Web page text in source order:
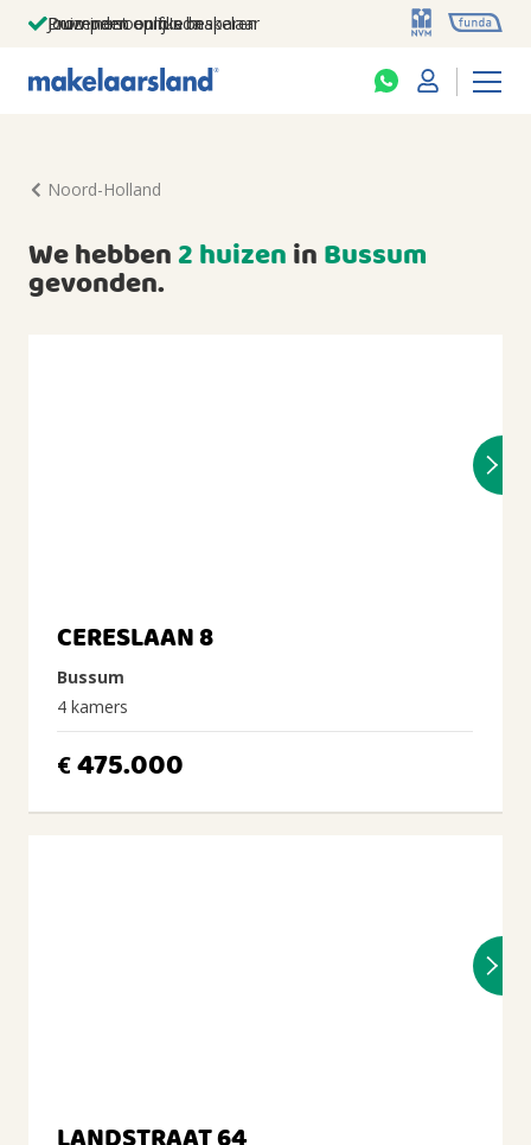
Jouw persoonlijke makelaar
Duizenden euro's besparen
Prominent op funda
Noord-Holland
We hebben2 huizeninBussum
gevonden.
CERESLAAN 8
Bussum
4 kamers
€475.000